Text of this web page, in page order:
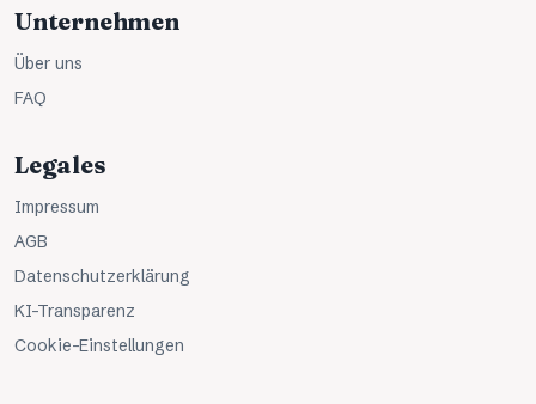
Unternehmen
Über uns
FAQ
Legales
Impressum
AGB
Datenschutzerklärung
KI-Transparenz
Cookie-Einstellungen